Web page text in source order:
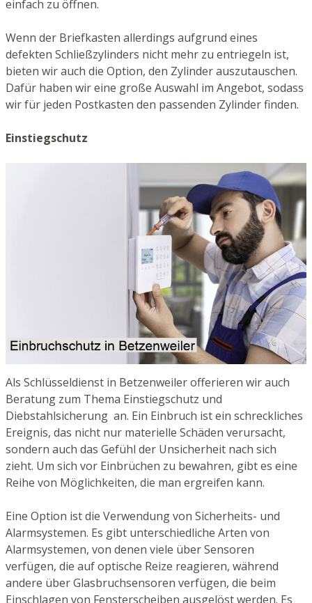
einfach zu öffnen.
Wenn der Briefkasten allerdings aufgrund eines
defekten Schließzylinders nicht mehr zu entriegeln ist,
bieten wir auch die Option, den Zylinder auszutauschen.
Dafür haben wir eine große Auswahl im Angebot, sodass
wir für jeden Postkasten den passenden Zylinder finden.
Einstiegschutz
Als Schlüsseldienst in Betzenweiler offerieren wir auch
Beratung zum Thema Einstiegschutz und
Diebstahlsicherung an. Ein Einbruch ist ein schreckliches
Ereignis, das nicht nur materielle Schäden verursacht,
sondern auch das Gefühl der Unsicherheit nach sich
zieht. Um sich vor Einbrüchen zu bewahren, gibt es eine
Reihe von Möglichkeiten, die man ergreifen kann.
Eine Option ist die Verwendung von Sicherheits- und
Alarmsystemen. Es gibt unterschiedliche Arten von
Alarmsystemen, von denen viele über Sensoren
verfügen, die auf optische Reize reagieren, während
andere über Glasbruchsensoren verfügen, die beim
Einschlagen von Fensterscheiben ausgelöst werden. Es